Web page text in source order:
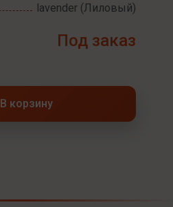
lavender (Лиловый)
Под заказ
В корзину